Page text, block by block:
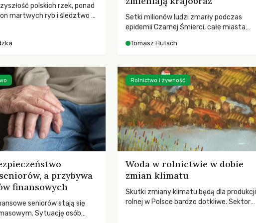
polskich rzek, ponad
martwych ryb i śledztwo z
by prace modernizacyjne
śmierci rzeki.
Setki milionów ludzi zmarły podczas
epidemii Czarnej Śmierci, całe miasta
pierwsze liście nowych dębów rozwijały
podnosiła się po jednej z największych
katastrof w swoich dziejach.
Tomasz Hutsch
a przybywa
finansowych
seniorów stają się
Sytuację osób
Woda w rolnictwie w dobie
zmian klimatu
Skutki zmiany klimatu będą dla produkcji
rolnej w Polsce bardzo dotkliwe. Sektor
Rolnictwo i żywność